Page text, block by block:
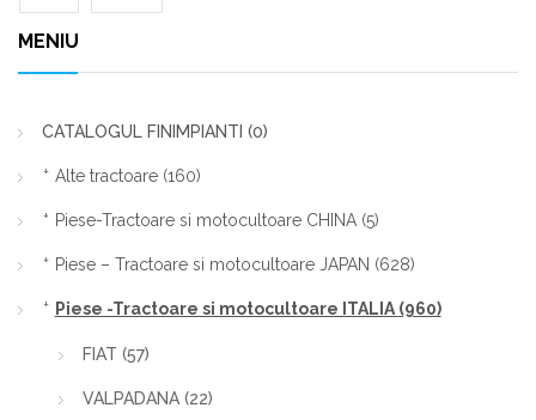
MENIU
CATALOGUL FINIMPIANTI (0)
Alte tractoare (160)
Piese-Tractoare si motocultoare CHINA (5)
Piese – Tractoare si motocultoare JAPAN (628)
Piese -Tractoare si motocultoare ITALIA (960)
FIAT (57)
VALPADANA(22)